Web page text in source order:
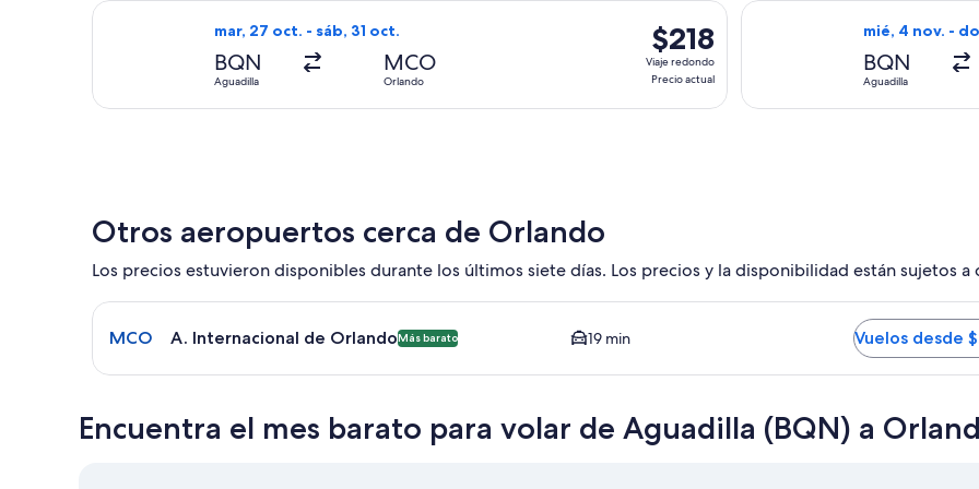
mar, 27 oct. - sáb, 31 oct.
BQN
Aguadilla
MCO
Orlando
$218
Viaje
redondo,
$218
Viaje redondo
Precio actual
Seleccionar vuelo de Frontier Airlines, con salida el mar, 27 oct. desde Aguadilla hacia Orlando,
mié, 4 nov. -
BQN
Aguadilla
Seleccionar
Otros aeropuertos cerca de Orlando
Los precios estuvieron disponibles durante los últimos siete días. Los precios y la disponibilidad están sujetos a
Seleccionar vuelo a A. Internacional de Orlando MCO. Opción más barata disponible. El tiempo promedio del
MCO A. Internacional de OrlandoMás barato 19 min Vuelos desde
Encuentra el mes barato para volar de Aguadilla (BQN) a